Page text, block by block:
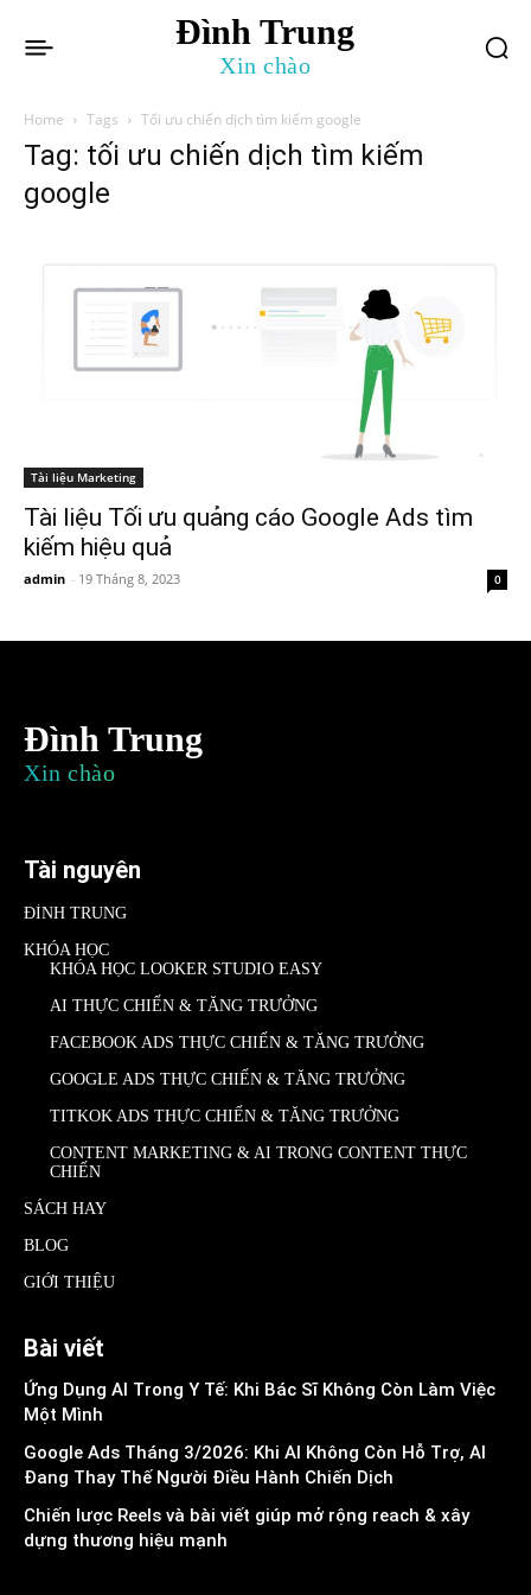
Đình Trung
Xin chào
Home Tags Tối ưu chiến dịch tìm kiếm google
Tag: tối ưu chiến dịch tìm kiếm
google
Tài liệu Marketing
Tài liệu Tối ưu quảng cáo Google Ads tìm
kiếm hiệu quả
admin - 19 Tháng 8, 2023 0
Đình Trung
Xin chào
Tài nguyên
ĐÌNH TRUNG
KHÓA HỌC
KHÓA HỌC LOOKER STUDIO EASY
AI THỰC CHIẾN & TĂNG TRƯỞNG
FACEBOOK ADS THỰC CHIẾN & TĂNG TRƯỞNG
GOOGLE ADS THỰC CHIẾN & TĂNG TRƯỞNG
TITKOK ADS THỰC CHIẾN & TĂNG TRƯỞNG
CONTENT MARKETING & AI TRONG CONTENT THỰC
CHIẾN
SÁCH HAY
BLOG
GIỚI THIỆU
Bài viết
Ứng Dụng AI Trong Y Tế: Khi Bác Sĩ Không Còn Làm Việc
Một Mình
Google Ads Tháng 3/2026: Khi AI Không Còn Hỗ Trợ, AI
Đang Thay Thế Người Điều Hành Chiến Dịch
Chiến lược Reels và bài viết giúp mở rộng reach & xây
dựng thương hiệu mạnh